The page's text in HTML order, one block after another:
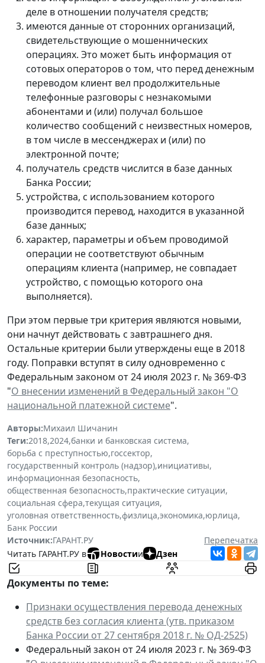
деле в отношении получателя средств;
имеются данные от сторонних организаций,
свидетельствующие о мошеннических
операциях. Это может быть информация от
сотовых операторов о том, что перед денежным
переводом клиент вел продолжительные
телефонные разговоры с незнакомыми
абонентами и (или) получал большое
количество сообщений с неизвестных номеров,
в том числе в мессенджерах и (или) по
электронной почте;
получатель средств числится в базе данных
Банка России;
устройства, с использованием которого
производится перевод, находится в указанной
базе данных;
характер, параметры и объем проводимой
операции не соответствуют обычным
операциям клиента (например, не совпадает
устройство, с помощью которого она
выполняется).
При этом первые три критерия являются новыми,
они начнут действовать с завтрашнего дня.
Остальные критерии были утверждены еще в 2018
году. Поправки вступят в силу одновременно с
Федеральным законом от 24 июля 2023 г. № 369-ФЗ
"О внесении изменений в Федеральный закон "О
национальной платежной системе".
Авторы:Михаил Шичанин
Теги:2018,2024,банки и банковская система,
борьба с преступностью,госсектор,
государственный контроль (надзор),инициативы,
информационная безопасность,
общественная безопасность,практические ситуации,
социальная сфера,текущая ситуация,
уголовная ответственность,физлица,экономика,юрлица,
Банк России
Источник:ГАРАНТ.РУ
Перепечатка
Читать ГАРАНТ.РУ в
Новостии Дзен
Документы по теме:
Признаки осуществления перевода денежных
средств без согласия клиента (утв. приказом
Банка России от 27 сентября 2018 г. № ОД-2525)
Федеральный закон от 24 июля 2023 г. № 369-ФЗ